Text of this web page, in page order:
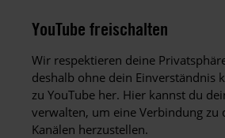
YouTube freischalten
Wir respektieren deine
deshalb ohne dein Einverständnis
zu YouTube her. Hier kannst du
verwalten, um eine Verbindung zu
Kanälen herzustellen.